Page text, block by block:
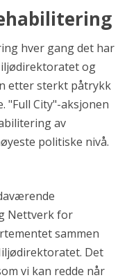
hver gang det har
og
etter sterkt påtrykk
"Full City"-aksjonen
av
politiske nivå.
Nettverk for
sammen
Det
vi kan redde når